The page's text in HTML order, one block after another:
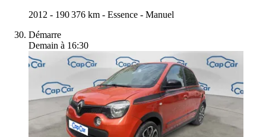
2012 - 190 376 km - Essence - Manuel
Démarre
Demain à 16:30